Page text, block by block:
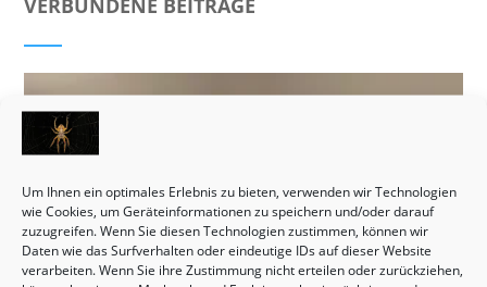
Um Ihnen ein optimales Erlebnis zu bieten, verwenden wir Technologien
wie Cookies, um Geräteinformationen zu speichern und/oder darauf
zuzugreifen. Wenn Sie diesen Technologien zustimmen, können wir
Daten wie das Surfverhalten oder eindeutige IDs auf dieser Website
verarbeiten. Wenn Sie ihre Zustimmung nicht erteilen oder zurückziehen,
VERBUNDENE BEITRÄGE